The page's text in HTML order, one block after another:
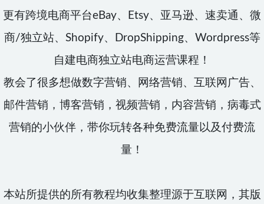
更有跨境电商平台eBay、Etsy、亚马逊、速卖通、微
商/独立站、Shopify、DropShipping、Wordpress等
自建电商独立站电商运营课程！
教会了很多想做数字营销、网络营销、互联网广告、
邮件营销，博客营销，视频营销，内容营销，病毒式
营销的小伙伴，带你玩转各种免费流量以及付费流
量！
本站所提供的所有教程均收集整理源于互联网，其版